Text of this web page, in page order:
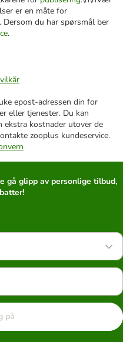
er en måte for
du har spørsmål ber
.
epost-adressen din for
eller tjenester. Du kan
kostnader utover de
zooplus kundeservice.
gå glipp av personlige tilbud,
på